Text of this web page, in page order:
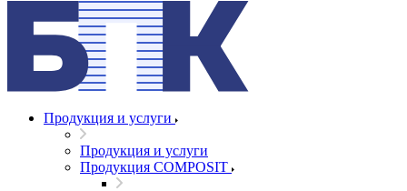
Продукция и услуги
Продукция и услуги
Продукция COMPOSIT